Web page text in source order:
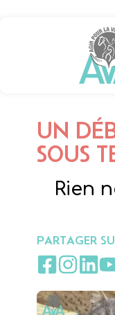
UN
SOUS
Rien
PARTAGER